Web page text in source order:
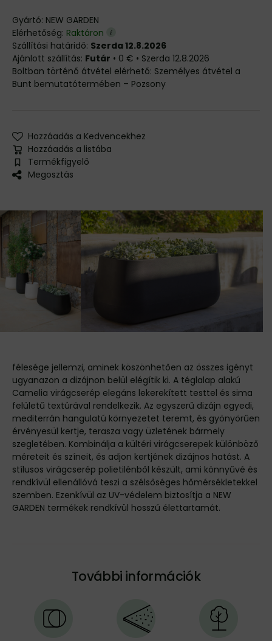
Gyártó: NEW GARDEN
Elérhetőség: Raktáron
Szállítási határidő: Szerda 12.8.2026
Futár • 0 € • Szerda 12.8.2026
Személyes átvétel a
Bunt bemutatótermében – Pozsony
Hozzáadás a Kedvencekhez
Hozzáadás a listába
Termékfigyelő
Megosztás
félesége jellemzi, aminek köszönhetően az összes igényt
ugyanazon a dizájnon belül elégítik ki. A téglalap alakú
Camelia virágcserép elegáns lekerekített testtel és sima
felületű textúrával rendelkezik. Az egyszerű dizájn egyedi,
mediterrán hangulatú környezetet teremt, és gyönyörűen
érvényesül kertje, terasza vagy üzletének bármely
szegletében. Kombinálja a kültéri virágcserepek különböző
méreteit és színeit, és adjon kertjének dizájnos hatást. A
stílusos virágcserép polietilénből készült, ami könnyűvé és
rendkívül ellenállóvá teszi a szélsőséges hőmérsékletekkel
szemben. Ezenkívül az UV-védelem biztosítja a NEW
GARDEN termékek rendkívül hosszú élettartamát.
További információk